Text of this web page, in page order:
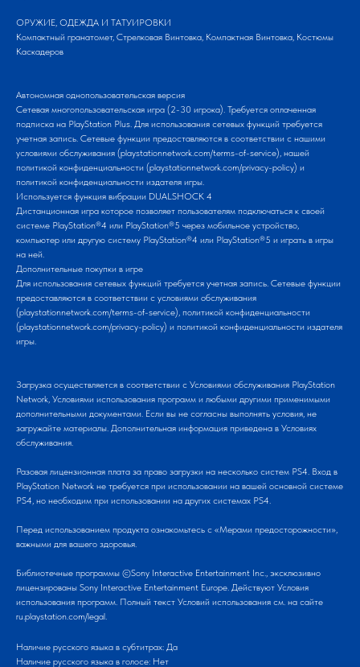
ОРУЖИЕ, ОДЕЖДА И ТАТУИРОВКИ
Компактный гранатомет, Стрелковая Винтовка, Компактная Винтовка, Костюмы
Каскадеров
Автономная однопользовательская версия
Сетевая многопользовательская игра (2-30 игрока). Требуется оплаченная
подписка на PlayStation Plus. Для использования сетевых функций требуется
учетная запись. Сетевые функции предоставляются в соответствии с нашими
условиями обслуживания (playstationnetwork.com/terms-of-service), нашей
политикой конфиденциальности (playstationnetwork.com/privacy-policy) и
политикой конфиденциальности издателя игры.
Используется функция вибрации DUALSHOCK 4
Дистанционная игра которое позволяет пользователям подключаться к своей
системе PlayStation®4 или PlayStation®5 через мобильное устройство,
компьютер или другую систему PlayStation®4 или PlayStation®5 и играть в игры
на ней.
Дополнительные покупки в игре
Для использования сетевых функций требуется учетная запись. Сетевые функции
предоставляются в соответствии с условиями обслуживания
(playstationnetwork.com/terms-of-service), политикой конфиденциальности
(playstationnetwork.com/privacy-policy) и политикой конфиденциальности издателя
игры.
Загрузка осуществляется в соответствии с Условиями обслуживания PlayStation
Network, Условиями использования программ и любыми другими применимыми
дополнительными документами. Если вы не согласны выполнять условия, не
загружайте материалы. Дополнительная информация приведена в Условиях
обслуживания.
Разовая лицензионная плата за право загрузки на несколько систем PS4. Вход в
PlayStation Network не требуется при использовании на вашей основной системе
PS4, но необходим при использовании на других системах PS4.
Перед использованием продукта ознакомьтесь с «Мерами предосторожности»,
важными для вашего здоровья.
Библиотечные программы ©Sony Interactive Entertainment Inc., эксклюзивно
лицензированы Sony Interactive Entertainment Europe. Действуют Условия
использования программ. Полный текст Условий использования см. на сайте
ru.playstation.com/legal.
Наличие русского языка в субтитрах: Да
Наличие русского языка в голосе: Нет